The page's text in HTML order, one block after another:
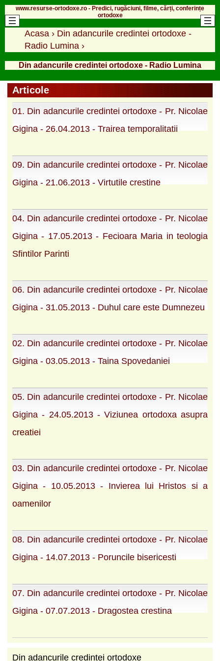
www.resurse-ortodoxe.ro - Predici, rugăciuni, filme, cărți, conferințe
ortodoxe
Acasa › Din adancurile credintei ortodoxe -
Radio Lumina ›
Din adancurile credintei ortodoxe - Radio Lumina
Articole
01. Din adancurile credintei ortodoxe - Pr. Nicolae
Gigina - 26.04.2013 - Trairea temporalitatii
09. Din adancurile credintei ortodoxe - Pr. Nicolae
Gigina - 21.06.2013 - Virtutile crestine
04. Din adancurile credintei ortodoxe - Pr. Nicolae
Gigina - 17.05.2013 - Fecioara Maria in teologia
Sfintilor Parinti
06. Din adancurile credintei ortodoxe - Pr. Nicolae
Gigina - 31.05.2013 - Duhul care este Dumnezeu
02. Din adancurile credintei ortodoxe - Pr. Nicolae
Gigina - 03.05.2013 - Taina Spovedaniei
05. Din adancurile credintei ortodoxe - Pr. Nicolae
Gigina - 24.05.2013 - Viziunea ortodoxa asupra
creatiei
03. Din adancurile credintei ortodoxe - Pr. Nicolae
Gigina - 10.05.2013 - Invierea lui Hristos si a
oamenilor
08. Din adancurile credintei ortodoxe - Pr. Nicolae
Gigina - 14.07.2013 - Poruncile bisericesti
07. Din adancurile credintei ortodoxe - Pr. Nicolae
Gigina - 07.07.2013 - Dragostea crestina
Din adancurile credintei ortodoxe